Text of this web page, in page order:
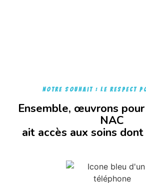
Notre souhait : Le respect
Ensemble, œuvrons
NAC
ait accès aux soins